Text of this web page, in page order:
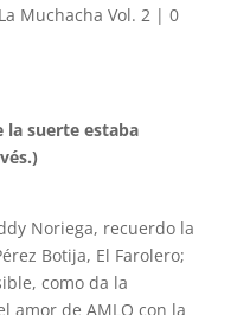
La Muchacha Vol. 2| 0
la suerte estaba
Noriega, recuerdo la
Botija, El Farolero;
como da la
amor de AMLO con la